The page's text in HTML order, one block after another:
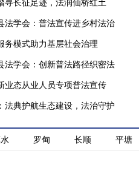
法学会：普法宣传进乡村法治
务模式助力基层社会治理
法学会：创新普法路径织密法
业态从业人员专项普法宣传
法典护航生态建设，法治守护
罗甸 长顺 平塘